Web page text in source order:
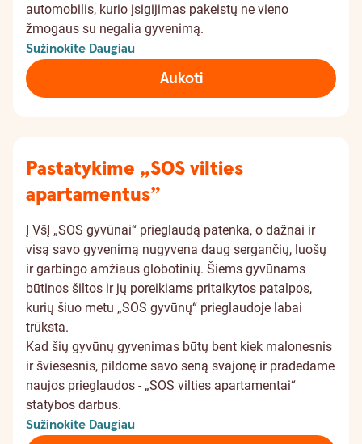
automobilis, kurio įsigijimas pakeistų ne vieno
žmogaus su negalia gyvenimą.
Sužinokite Daugiau
Aukoti
Pastatykime „SOS vilties
apartamentus”
Į VšĮ „SOS gyvūnai“ prieglaudą patenka, o dažnai ir
visą savo gyvenimą nugyvena daug sergančių, luošų
ir garbingo amžiaus globotinių. Šiems gyvūnams
būtinos šiltos ir jų poreikiams pritaikytos patalpos,
kurių šiuo metu „SOS gyvūnų“ prieglaudoje labai
trūksta.
Kad šių gyvūnų gyvenimas būtų bent kiek malonesnis
ir šviesesnis, pildome savo seną svajonę ir pradedame
naujos prieglaudos - „SOS vilties apartamentai“
statybos darbus.
Sužinokite Daugiau